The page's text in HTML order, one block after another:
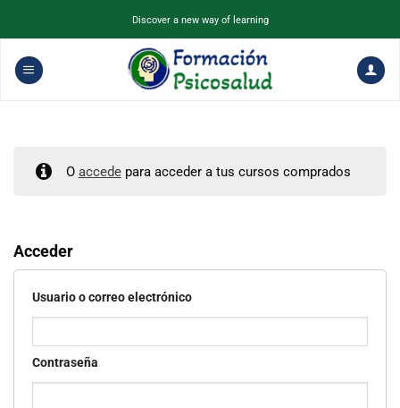
contenido
Discover a new way of learning
O accedepara acceder a tus cursos comprados
Acceder
Usuario o correo electrónico
Contraseña